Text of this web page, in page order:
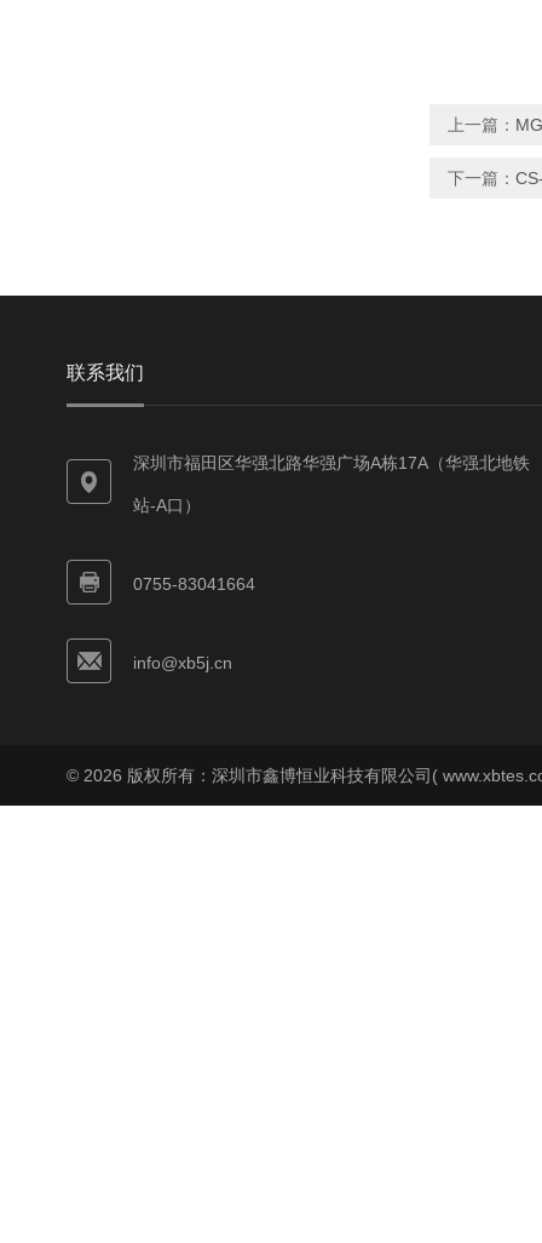
上一篇：
下一篇：
联系我们
深圳市福田区华强北路华强广场A栋17A（华强北地铁
站-A口）
0755-83041664
info@xb5j.cn
© 2026 版权所有：深圳市鑫博恒业科技有限公司(